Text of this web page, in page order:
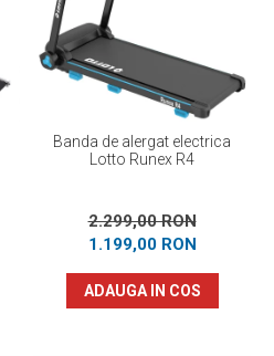
Banda de alergat electrica
Lotto Runex R4
2.299,00 RON
1.199,00 RON
ADAUGA IN COS